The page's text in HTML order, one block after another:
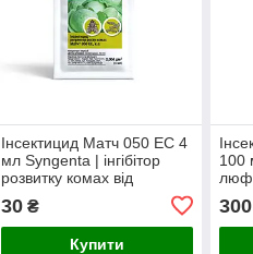
Інсектицид Матч 050 EC 4
мл Syngenta | інгібітор
розвитку комах від
плодожерки, листовійки,
совок і колорадського жука
30₴
Купити
100
300